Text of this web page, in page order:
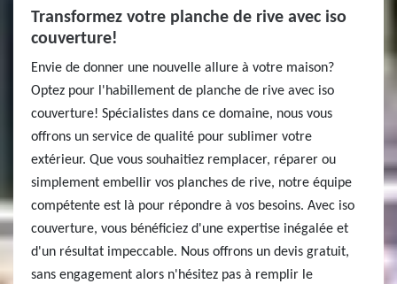
Transformez votre planche de rive avec iso
couverture!
Envie de donner une nouvelle allure à votre maison?
Optez pour l'habillement de planche de rive avec iso
couverture! Spécialistes dans ce domaine, nous vous
offrons un service de qualité pour sublimer votre
extérieur. Que vous souhaitiez remplacer, réparer ou
simplement embellir vos planches de rive, notre équipe
compétente est là pour répondre à vos besoins. Avec iso
couverture, vous bénéficiez d'une expertise inégalée et
d'un résultat impeccable. Nous offrons un devis gratuit,
sans engagement alors n'hésitez pas à remplir le